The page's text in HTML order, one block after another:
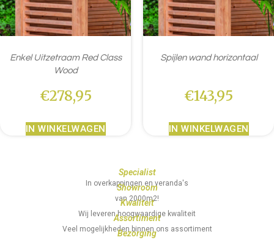
Enkel Uitzetraam Red Class
Wood
€278,95
IN WINKELWAGEN
Spijlen wand horizontaal
€143,95
IN WINKELWAGEN
Specialist
In overkappingen en veranda's
Showroom
van 2000m2!
Kwaliteit
Wij leveren hoogwaardige kwaliteit
Assortiment
Veel mogelijkheden binnen ons assortiment
Bezorging